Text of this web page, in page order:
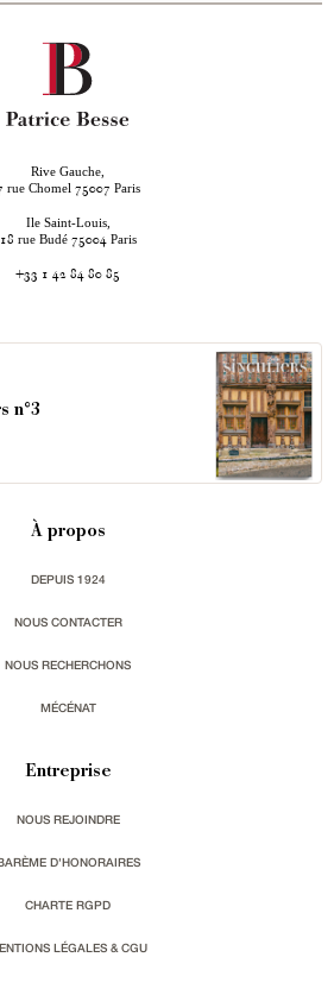
Rive Gauche,
rue Chomel 75007 Paris
Ile Saint-Louis,
18 rue Budé 75004 Paris
+33 1 42 84 80 85
n°3
À propos
DEPUIS 1924
NOUS CONTACTER
NOUS RECHERCHONS
MÉCÉNAT
Entreprise
NOUS REJOINDRE
D'HONORAIRES
CHARTE RGPD
LÉGALES & CGU